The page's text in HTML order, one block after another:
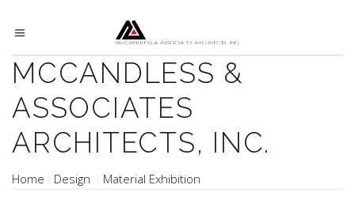
MCCANDLESS &
ASSOCIATES
ARCHITECTS, INC.
Home Design Material Exhibition